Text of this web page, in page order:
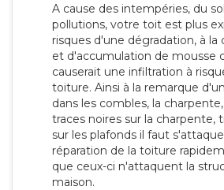
A cause des intempéries, du
pollutions, votre toit est plus
risques d'une dégradation, à
et d'accumulation de mousse
causerait une infiltration à
toiture. Ainsi à la remarque
dans les combles, la
traces noires sur la charpente,
sur les plafonds il faut
réparation de la toiture
que ceux-ci n'attaquent la
maison.